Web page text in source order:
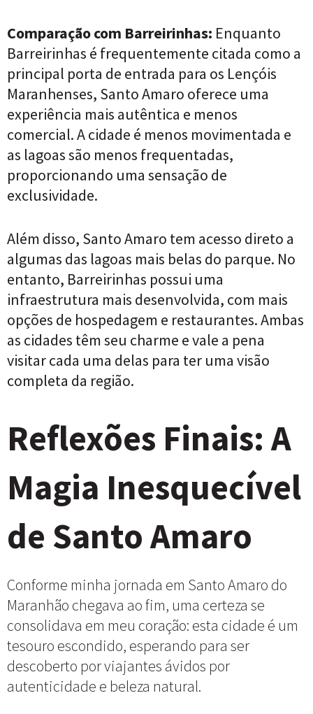
Comparação com Barreirinhas: Enquanto
Barreirinhas é frequentemente citada como a
principal porta de entrada para os Lençóis
Maranhenses, Santo Amaro oferece uma
experiência mais autêntica e menos
comercial. A cidade é menos movimentada e
as lagoas são menos frequentadas,
proporcionando uma sensação de
exclusividade.
Além disso, Santo Amaro tem acesso direto a
algumas das lagoas mais belas do parque. No
entanto, Barreirinhas possui uma
infraestrutura mais desenvolvida, com mais
opções de hospedagem e restaurantes. Ambas
as cidades têm seu charme e vale a pena
visitar cada uma delas para ter uma visão
completa da região.
Reflexões Finais: A
Magia Inesquecível
de Santo Amaro
Conforme minha jornada em Santo Amaro do
Maranhão chegava ao fim, uma certeza se
consolidava em meu coração: esta cidade é um
tesouro escondido, esperando para ser
descoberto por viajantes ávidos por
autenticidade e beleza natural.